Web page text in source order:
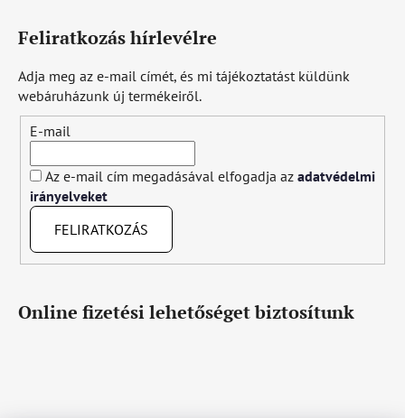
Feliratkozás hírlevélre
Adja meg az e-mail címét, és mi tájékoztatást küldünk
webáruházunk új termékeiről.
E-mail
Az e-mail cím megadásával elfogadja az adatvédelmi
irányelveket
FELIRATKOZÁS
Online fizetési lehetőséget biztosítunk